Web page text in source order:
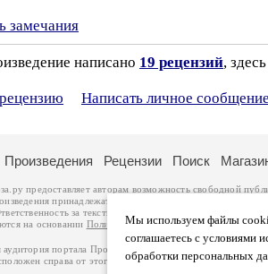
замечания
написано 19 рецензий,
Написать личное сообщение
Мы используем файлы
соглашаетесь с условиями
обработки персональных
Произведения Рецензии Поиск
предоставляет авторам возможность свободной
принадлежат авторам и охраняются
.
за тексты произведений авторы несут
на основании Политики обработки персональных
аудитория портала Проза.ру – порядка 100 тысяч
справа от этого текста. В каждой графе указано